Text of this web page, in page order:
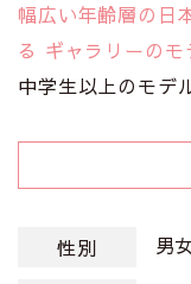
幅広い年齢層の日
る ギャラリーの
中学生以上のモデ
性別 男